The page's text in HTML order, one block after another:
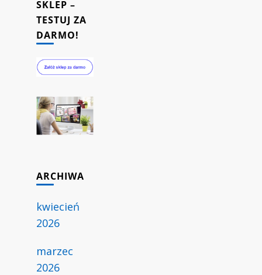
SKLEP –
TESTUJ ZA
DARMO!
ARCHIWA
kwiecień
2026
marzec
2026